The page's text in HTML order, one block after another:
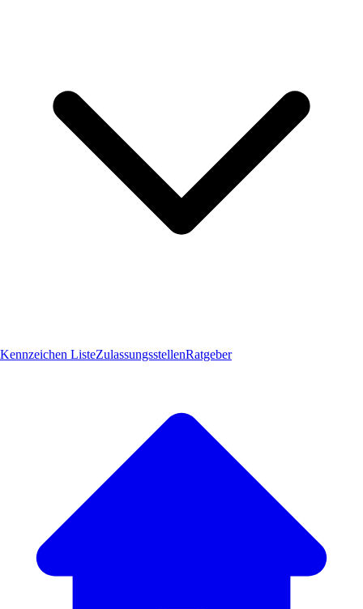
Kennzeichen ListeZulassungsstellenRatgeber